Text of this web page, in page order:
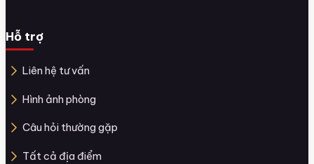
Hỗ trợ
Liên hệ tư vấn
Hình ảnh phòng
Câu hỏi thường gặp
Tất cả địa điểm